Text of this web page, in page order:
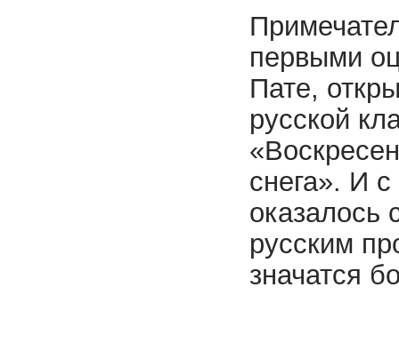
первыми
Пате,
русской
снега». И с
оказалось
рус­ским
значатся